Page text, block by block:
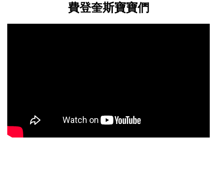
費登奎斯寶寶們